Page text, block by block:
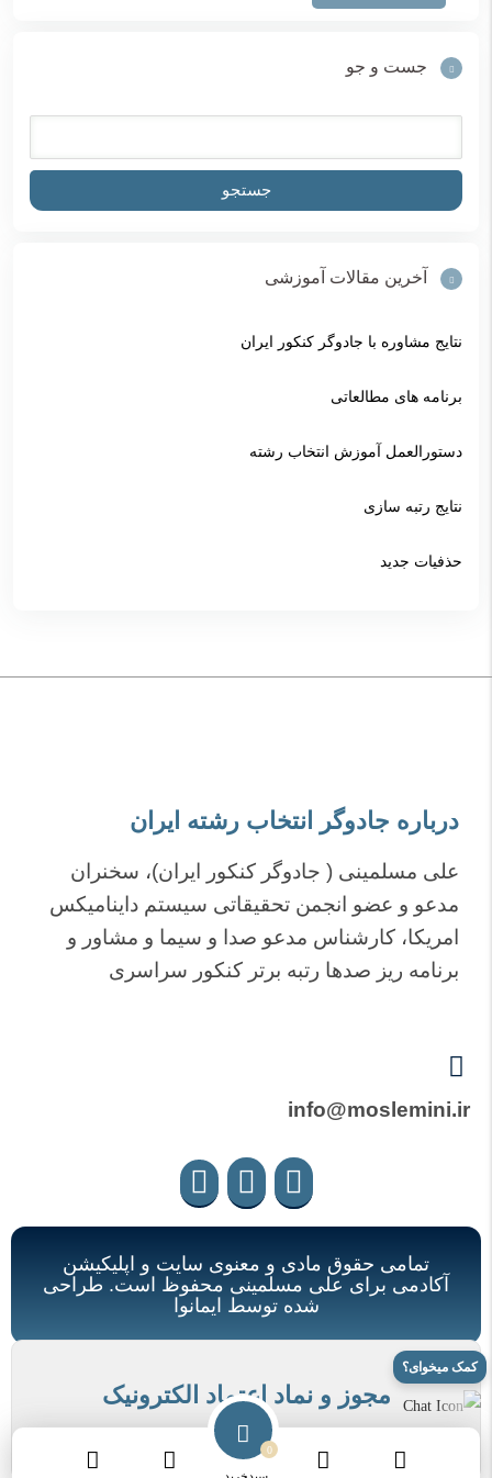
جست و جو
آخرین مقالات آموزشی
نتایج مشاوره با جادوگر کنکور ایران
برنامه های مطالعاتی
دستورالعمل آموزش انتخاب رشته
نتایج رتبه سازی
حذفیات جدید
درباره جادوگر انتخاب رشته ایران
علی مسلمینی ( جادوگر کنکور ایران)، سخنران
مدعو و عضو انجمن تحقیقاتی سیستم داینامیکس
امریکا، کارشناس مدعو صدا و سیما و مشاور و
برنامه ریز صدها رتبه برتر کنکور سراسری
info@moslemini.ir
تمامی حقوق مادی و معنوی سایت و اپلیکیشن
آکادمی برای علی مسلمینی محفوظ است. طراحی
شده توسط ایمانوا
مجوز و نماد اعتماد الکترونیک
کمک میخوای؟
0